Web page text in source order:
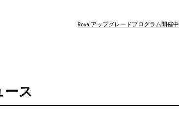
Rovalアップグレードプログラム開催中
ース